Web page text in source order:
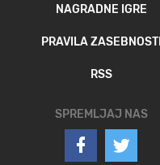
NAGRADNE IGRE
PRAVILA ZASEBNOSTI
RSS
SPREMLJAJ NAS